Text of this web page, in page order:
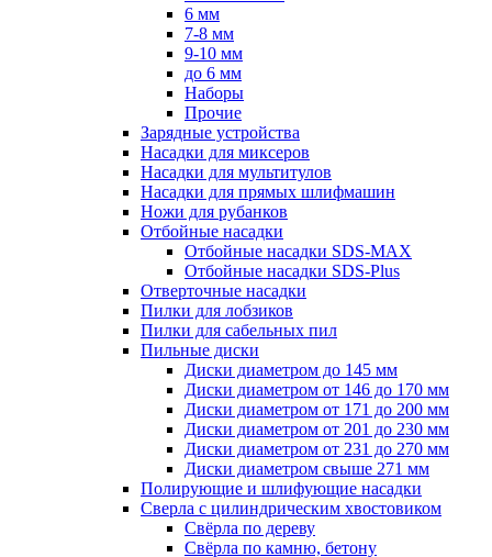
6 мм
7-8 мм
9-10 мм
до 6 мм
Наборы
Прочие
Зарядные устройства
Насадки для миксеров
Насадки для мультитулов
Насадки для прямых шлифмашин
Ножи для рубанков
Отбойные насадки
Отбойные насадки SDS-MAX
Отбойные насадки SDS-Plus
Отверточные насадки
Пилки для лобзиков
Пилки для сабельных пил
Пильные диски
Диски диаметром до 145 мм
Диски диаметром от 146 до 170 мм
Диски диаметром от 171 до 200 мм
Диски диаметром от 201 до 230 мм
Диски диаметром от 231 до 270 мм
Диски диаметром свыше 271 мм
Полирующие и шлифующие насадки
Сверла с цилиндрическим хвостовиком
Свёрла по дереву
Свёрла по камню, бетону